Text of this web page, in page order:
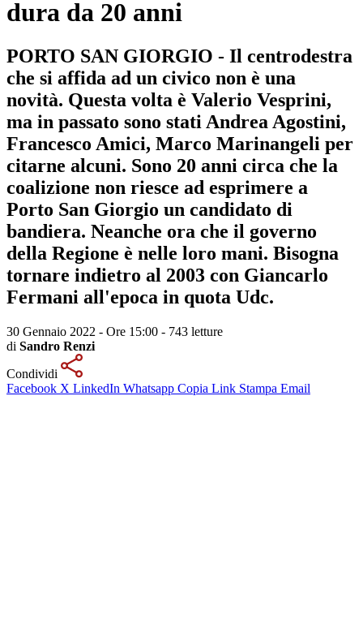
dura da 20 anni
PORTO SAN GIORGIO - Il centrodestra
che si affida ad un civico non è una
novità. Questa volta è Valerio Vesprini,
ma in passato sono stati Andrea Agostini,
Francesco Amici, Marco Marinangeli per
citarne alcuni. Sono 20 anni circa che la
coalizione non riesce ad esprimere a
Porto San Giorgio un candidato di
bandiera. Neanche ora che il governo
della Regione è nelle loro mani. Bisogna
tornare indietro al 2003 con Giancarlo
Fermani all'epoca in quota Udc.
30 Gennaio 2022 - Ore 15:00 - 743 letture
di Sandro Renzi
Condividi
Facebook X LinkedIn Whatsapp Copia Link Stampa Email